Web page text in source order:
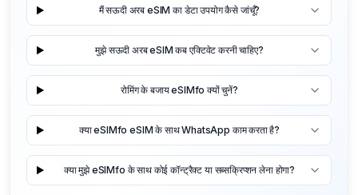
मैं सऊदी अरब eSIM का डेटा उपयोग कैसे जांचूँ?
मुझे सऊदी अरब eSIM कब एक्टिवेट करनी चाहिए?
रोमिंग के बजाय eSIMfo क्यों चुनें?
क्या eSIMfo eSIM के साथ WhatsApp काम करता है?
क्या मुझे eSIMfo के साथ कोई कॉन्ट्रैक्ट या सब्सक्रिप्शन लेना होगा?